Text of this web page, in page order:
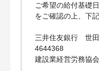
ご希望の給付基礎
をご確認の上、下
三井住友銀行 世
4644368
建設業経営労務協会